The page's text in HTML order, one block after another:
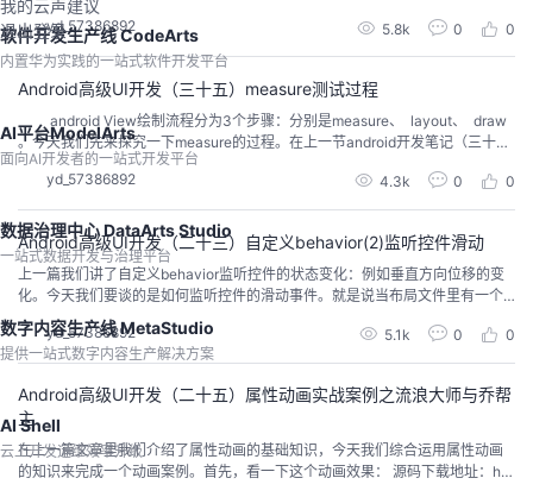
软件开发生产线 CodeArts
内置华为实践的一站式软件开发平台
AI平台ModelArts
面向AI开发者的一站式开发平台
数据治理中心 DataArts Studio
一站式数据开发与治理平台
数字内容生产线 MetaStudio
提供一站式数字内容生产解决方案
AI Shell
云上开发运维效率升级
我的云声建议
退出登录
Layout xmlns:android="http://schemas.android.com/apk/res/android" andr
oid:layout_width="match_parent" an...
yd_57386892 5.8k 0 0
Android高级UI开发（三十五）measure测试过程
android View绘制流程分为3个步骤：分别是measure、 layout、 draw
。今天我们先来探究一下measure的过程。在上一节android开发笔记（三十
四）中，我们研究了DecorView绘制到PhoneWindow上的流程，也就是View
绘制的概况性流程（DecorView extends View）, 我们回顾一下那个流程
图：...
yd_57386892 4.3k 0 0
Android高级UI开发（二十三）自定义behavior(2)监听控件滑动
上一篇我们讲了自定义behavior监听控件的状态变化：例如垂直方向位移的变
化。今天我们要谈的是如何监听控件的滑动事件。就是说当布局文件里有一个
可滑动的控件（如RecyclerView、NestedScrollView、Viewpager页面里的N
estedScrollView）滑动时，我们自定义的behavior可以帮观察者监听到该类事
件，同时做相应的处理。我们还是从布局文...
yd_57386892 5.1k 0 0
Android高级UI开发（二十五）属性动画实战案例之流浪大师与乔帮
主
在上一篇文章里我们介绍了属性动画的基础知识，今天我们综合运用属性动画
的知识来完成一个动画案例。首先，看一下这个动画效果： 源码下载地址：htt